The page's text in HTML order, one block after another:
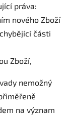
práva:
nového Zboží
části
Zboží,
nemožný
na význam